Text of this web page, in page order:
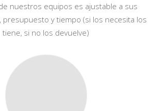
nuestros equipos es ajustable a sus
y tiempo (si los necesita los
tiene, si no los devuelve)